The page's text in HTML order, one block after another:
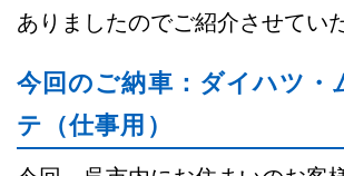
ありましたのでご紹介させてい
今回のご納車：ダイハツ・
テ（仕事用）